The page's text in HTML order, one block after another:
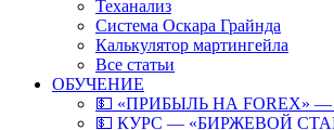
Теханализ
Система Оскара Грайнда
Калькулятор мартингейла
Все статьи
ОБУЧЕНИЕ
💵 «ПРИБЫЛЬ НА FOREX»
💵 КУРС — «БИРЖЕВОЙ